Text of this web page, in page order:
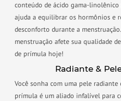
conteúdo de ácido gama-linolênico
ajuda a equilibrar os hormônios e
desconforto durante a
menstruação afete sua qualidade
de prímula hoje!
Radiante &
Você sonha com uma pele
prímula é um aliado infalível para